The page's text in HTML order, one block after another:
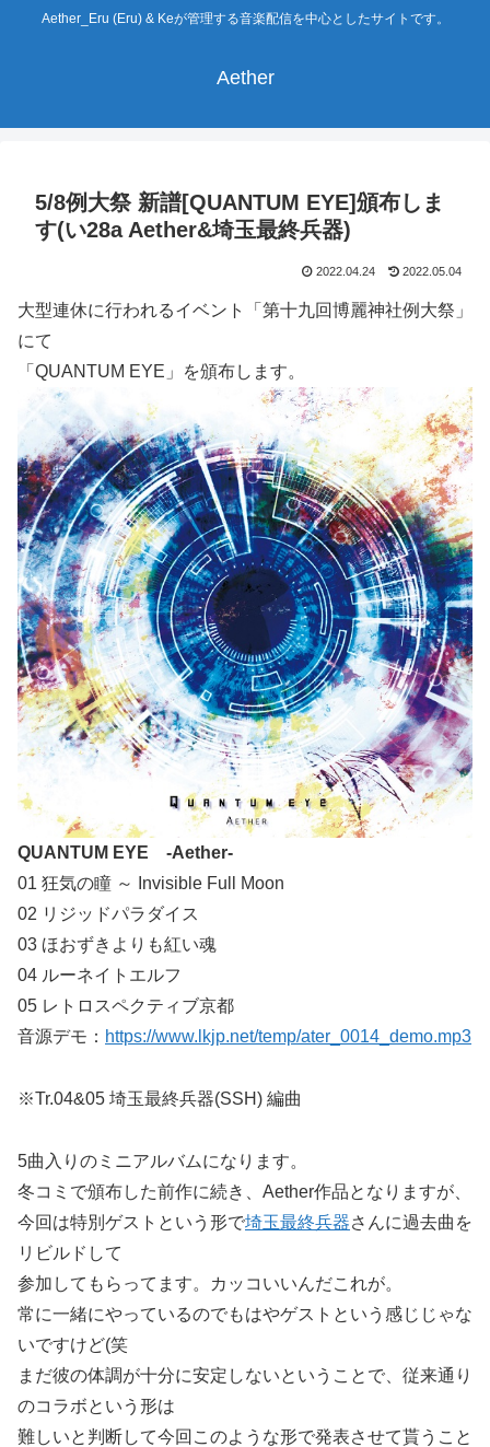
Aether_Eru (Eru) & Keが管理する音楽配信を中心としたサイトです。
Aether
5/8例大祭 新譜[QUANTUM EYE]頒布しま
す(い28a Aether&埼玉最終兵器)
2022.04.24 2022.05.04
大型連休に行われるイベント「第十九回博麗神社例大祭」
にて
「QUANTUM EYE」を頒布します。
QUANTUM EYE -Aether-
01 狂気の瞳 ～ Invisible Full Moon
02 リジッドパラダイス
03 ほおずきよりも紅い魂
04 ルーネイトエルフ
05 レトロスペクティブ京都
音源デモ： https://www.lkjp.net/temp/ater_0014_demo.mp3
※Tr.04&05 埼玉最終兵器(SSH) 編曲
5曲入りのミニアルバムになります。
冬コミで頒布した前作に続き、Aether作品となりますが、
今回は特別ゲストという形で埼玉最終兵器さんに過去曲を
リビルドして
参加してもらってます。カッコいいんだこれが。
常に一緒にやっているのでもはやゲストという感じじゃな
いですけど(笑
まだ彼の体調が十分に安定しないということで、従来通り
のコラボという形は
難しいと判断して今回このような形で発表させて貰うこと